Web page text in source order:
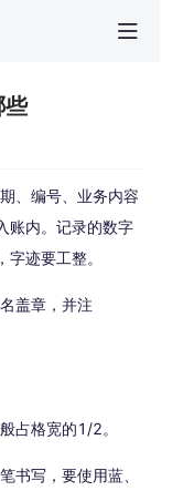
些
、编号、业务内容
账内。记录的数字
迹要工整。
盖章，并注
占格宽的1/2。
书写，要使用蓝、